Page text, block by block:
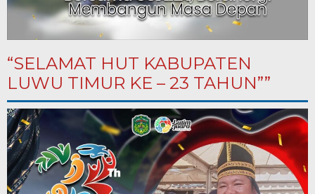
“SELAMAT HUT KABUPATEN
LUWU TIMUR KE – 23 TAHUN””